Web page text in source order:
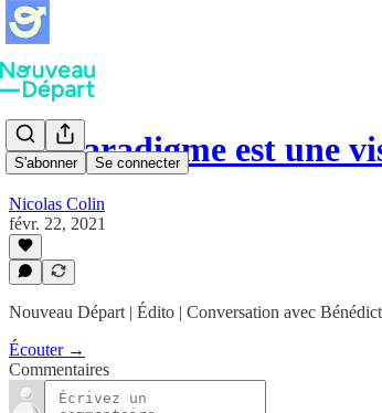
S'abonner Se connecter
Un paradigme est une
Nicolas Colin
févr. 22, 2021
Nouveau Départ | Édito | Conversation avec
Écouter →
Commentaires